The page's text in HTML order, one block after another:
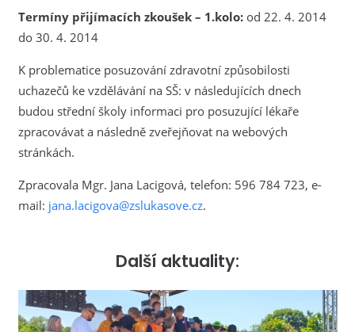
Termíny přijímacích zkoušek – 1.kolo:od 22. 4. 2014
do 30. 4. 2014
K problematice posuzování zdravotní způsobilosti
uchazečů ke vzdělávání na SŠ: v následujících dnech
budou střední školy informaci pro posuzující lékaře
zpracovávat a následně zveřejňovat na webových
stránkách.
Zpracovala Mgr. Jana Lacigová, telefon: 596 784 723, e-
mail: jana.lacigova@zslukasove.cz.
Další aktuality: